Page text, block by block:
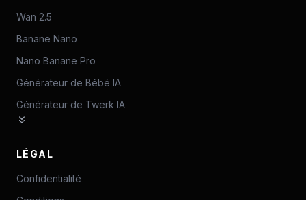
Wan 2.5
Banane Nano
Nano Banane Pro
Générateur de Bébé IA
Générateur de Twerk IA
LÉGAL
Confidentialité